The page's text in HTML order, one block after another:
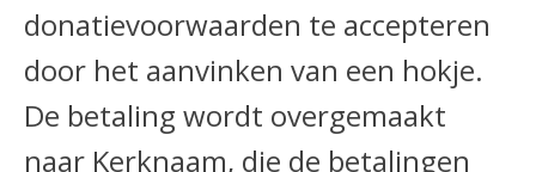
donatievoorwaarden te accepteren
door het aanvinken van een hokje.
De betaling wordt overgemaakt
naar Kerknaam, die de betalingen